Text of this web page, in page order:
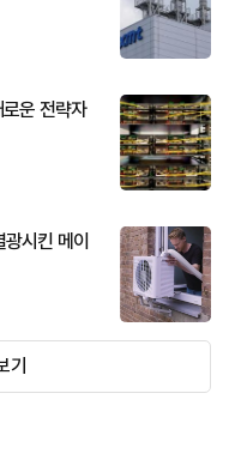
운 전략자
시킨 메이
기